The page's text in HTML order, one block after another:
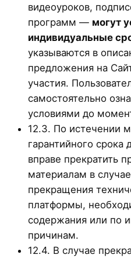
видеоуроков,
программ — могут
индивидуальные
указываются в
предложения на
участия.
самостоятельно
условиями до
12.3. По истечении
гарантийного срока
вправе прекратить
материалам в
прекращения
платформы,
содержания или по
причинам.
12.4. В случае